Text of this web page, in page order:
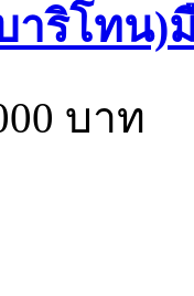
ริโทน)
บาท